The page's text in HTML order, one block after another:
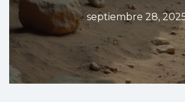
septiembre 28,